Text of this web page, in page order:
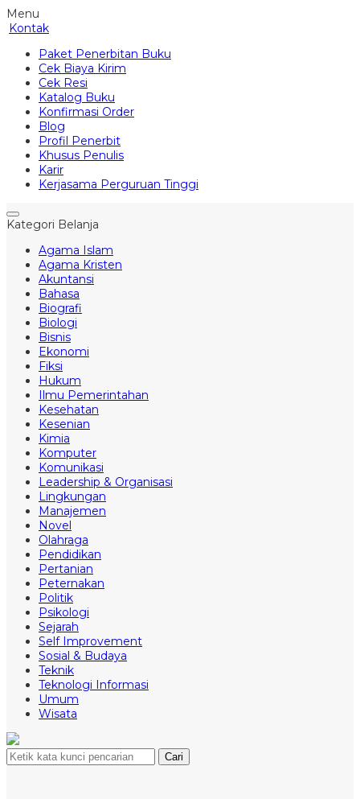
Menu
Kontak
Paket Penerbitan Buku
Cek Biaya Kirim
Cek Resi
Katalog Buku
Konfirmasi Order
Blog
Profil Penerbit
Khusus Penulis
Karir
Kerjasama Perguruan Tinggi
Kategori Belanja
Agama Islam
Agama Kristen
Akuntansi
Bahasa
Biografi
Biologi
Bisnis
Ekonomi
Fiksi
Hukum
Ilmu Pemerintahan
Kesehatan
Kesenian
Kimia
Komputer
Komunikasi
Leadership & Organisasi
Lingkungan
Manajemen
Novel
Olahraga
Pendidikan
Pertanian
Peternakan
Politik
Psikologi
Sejarah
Self Improvement
Sosial & Budaya
Teknik
Teknologi Informasi
Umum
Wisata
Cari